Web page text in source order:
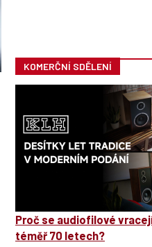
KOMERČNÍ SDĚLENÍ
Proč se audiofilové
téměř 70 letech?